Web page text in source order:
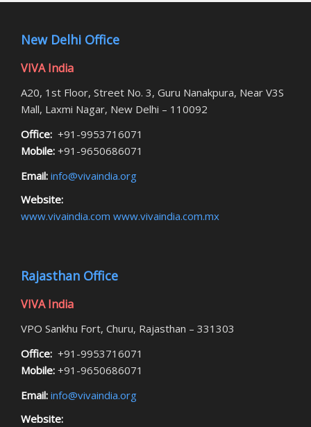
New Delhi Office
VIVA India
A20, 1st Floor, Street No. 3, Guru Nanakpura, Near V3S
Mall, Laxmi Nagar, New Delhi – 110092
Office: +91-9953716071
Mobile: +91-9650686071
Email: info@vivaindia.org
Website:
www.vivaindia.com www.vivaindia.com.mx
Rajasthan Office
VIVA India
VPO Sankhu Fort, Churu, Rajasthan – 331303
Office: +91-9953716071
Mobile: +91-9650686071
Email: info@vivaindia.org
Website: